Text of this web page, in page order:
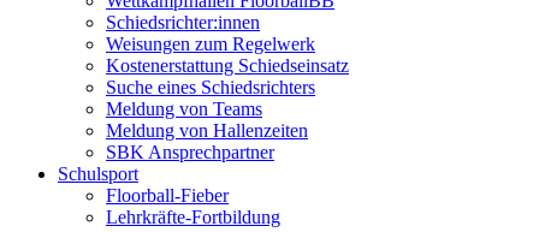
Schiedsrichter:innen
Weisungen zum Regelwerk
Kostenerstattung Schiedseinsatz
Suche eines Schiedsrichters
Meldung von Teams
Meldung von Hallenzeiten
SBK Ansprechpartner
Schulsport
Floorball-Fieber
Lehrkräfte-Fortbildung